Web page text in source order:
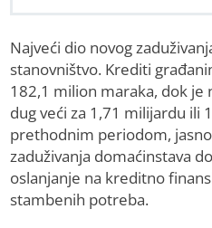
Najveći dio novog
stanovništvo. Krediti
182,1 milion maraka, dok je
dug veći za 1,71 milijardu ili
prethodnim periodom,
zaduživanja domaćinstava
oslanjanje na kreditno
stambenih potreba.